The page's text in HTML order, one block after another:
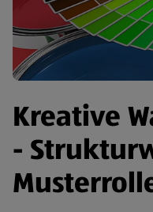
Kreative
-